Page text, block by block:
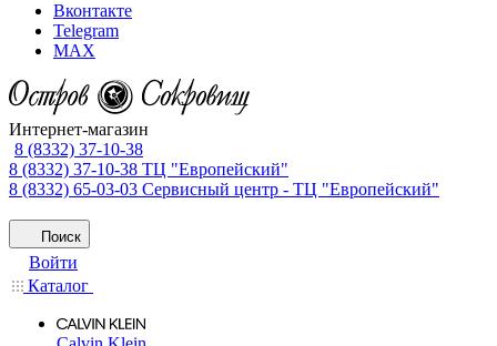
Вконтакте
Telegram
MAX
Интернет-магазин
8 (8332) 37-10-38
8 (8332) 37-10-38 ТЦ "Европейский"
8 (8332) 65-03-03 Сервисный центр - ТЦ "Европейский"
Поиск
Войти
Каталог